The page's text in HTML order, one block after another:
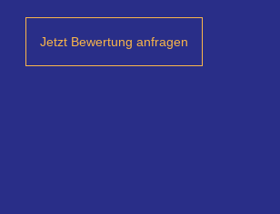
Jetzt Bewertung anfragen